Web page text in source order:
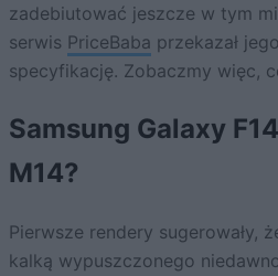
zadebiutować jeszcze w tym
serwis PriceBaba przekazał
specyfikację. Zobaczmy więc,
Samsung Galaxy
M14?
Pierwsze rendery sugerowały,
kalką wypuszczonego